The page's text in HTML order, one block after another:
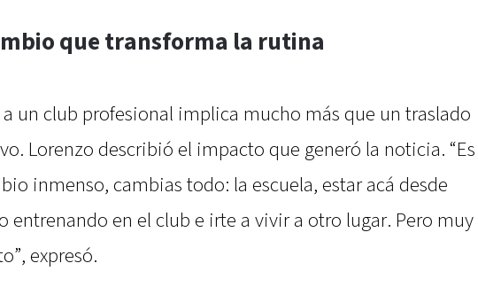
que transforma la rutina
a un club profesional implica mucho más que un traslado
Lorenzo describió el impacto que generó la noticia. “Es
inmenso, cambias todo: la escuela, estar acá desde
entrenando en el club e irte a vivir a otro lugar. Pero muy
expresó.